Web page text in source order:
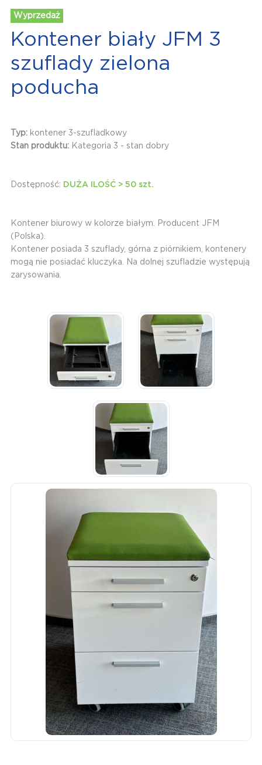
Wyprzedaż
Kontener biały JFM 3
szuflady zielona
poducha
Typ: kontener 3-szufladkowy
Stan produktu: Kategoria 3 - stan dobry
Dostępność: DUŻA ILOŚĆ > 50 szt.
Kontener biurowy w kolorze białym. Producent JFM
(Polska).
Kontener posiada 3 szuflady, górna z piórnikiem, kontenery
mogą nie posiadać kluczyka. Na dolnej szufladzie występują
zarysowania.